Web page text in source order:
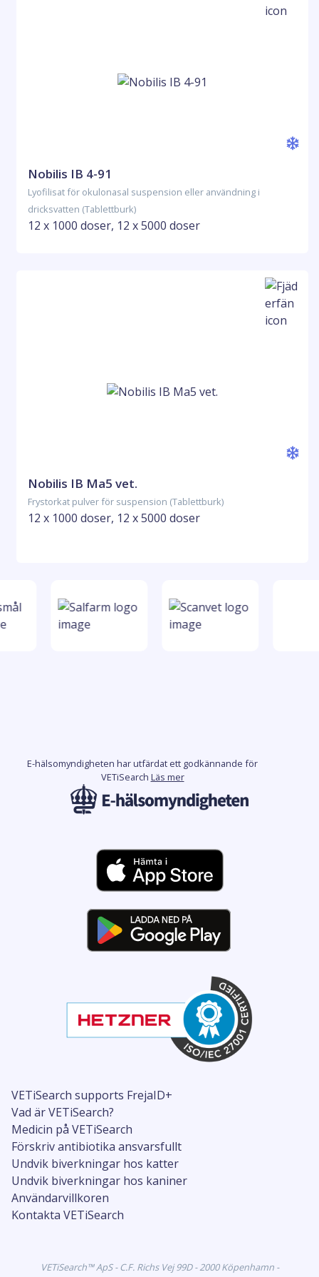
Nobilis IB 4-91
Lyofilisat för okulonasal suspension eller användning i
dricksvatten (Tablettburk)
12 x 1000 doser, 12 x 5000 doser
Nobilis IB Ma5 vet.
Frystorkat pulver för suspension (Tablettburk)
12 x 1000 doser, 12 x 5000 doser
VETiSearch supports FrejaID+
Vad är VETiSearch?
Medicin på VETiSearch
Förskriv antibiotika ansvarsfullt
Undvik biverkningar hos katter
Undvik biverkningar hos kaniner
Användarvillkoren
Kontakta VETiSearch
E-hälsomyndigheten har utfärdat ett godkännande för
VETiSearch Läs mer
VETiSearch™ ApS - C.F. Richs Vej 99D - 2000 Köpenhamn -